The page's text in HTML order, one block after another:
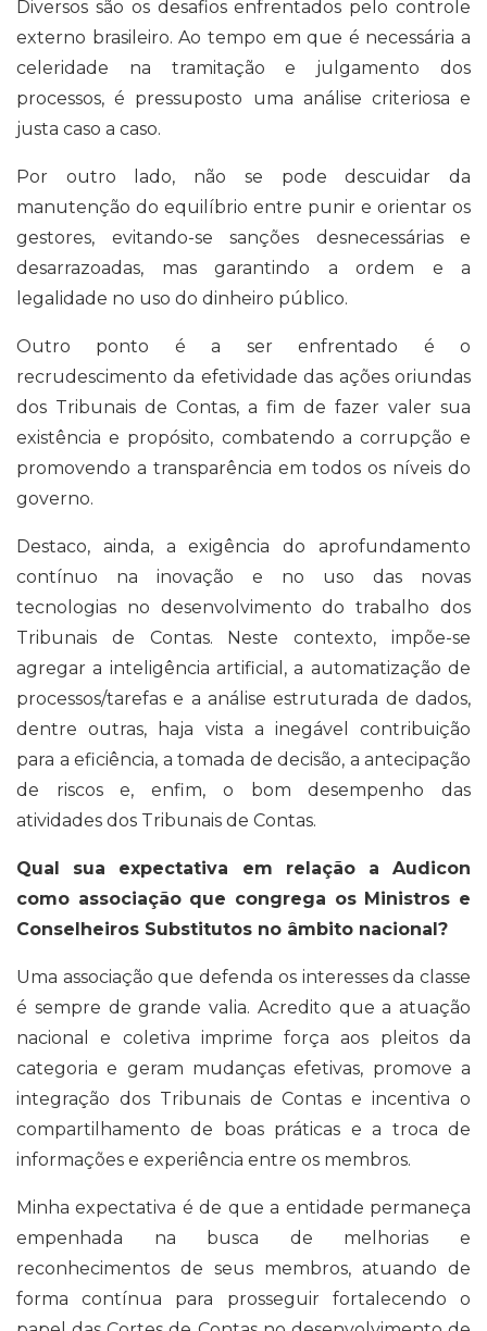
Diversos são os desafios enfrentados pelo controle
externo brasileiro. Ao tempo em que é necessária a
celeridade na tramitação e julgamento dos
processos, é pressuposto uma análise criteriosa e
justa caso a caso.
Por outro lado, não se pode descuidar da
manutenção do equilíbrio entre punir e orientar os
gestores, evitando-se sanções desnecessárias e
desarrazoadas, mas garantindo a ordem e a
legalidade no uso do dinheiro público.
Outro ponto é a ser enfrentado é o
recrudescimento da efetividade das ações oriundas
dos Tribunais de Contas, a fim de fazer valer sua
existência e propósito, combatendo a corrupção e
promovendo a transparência em todos os níveis do
governo.
Destaco, ainda, a exigência do aprofundamento
contínuo na inovação e no uso das novas
tecnologias no desenvolvimento do trabalho dos
Tribunais de Contas. Neste contexto, impõe-se
agregar a inteligência artificial, a automatização de
processos/tarefas e a análise estruturada de dados,
dentre outras, haja vista a inegável contribuição
para a eficiência, a tomada de decisão, a antecipação
de riscos e, enfim, o bom desempenho das
atividades dos Tribunais de Contas.
Qual sua expectativa em relação a Audicon
como associação que congrega os Ministros e
Conselheiros Substitutos no âmbito nacional?
Uma associação que defenda os interesses da classe
é sempre de grande valia. Acredito que a atuação
nacional e coletiva imprime força aos pleitos da
categoria e geram mudanças efetivas, promove a
integração dos Tribunais de Contas e incentiva o
compartilhamento de boas práticas e a troca de
informações e experiência entre os membros.
Minha expectativa é de que a entidade permaneça
empenhada na busca de melhorias e
reconhecimentos de seus membros, atuando de
forma contínua para prosseguir fortalecendo o